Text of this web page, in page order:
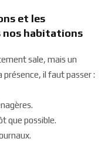
et les
nos habitations
sale, mais un
il faut passer :
que possible.